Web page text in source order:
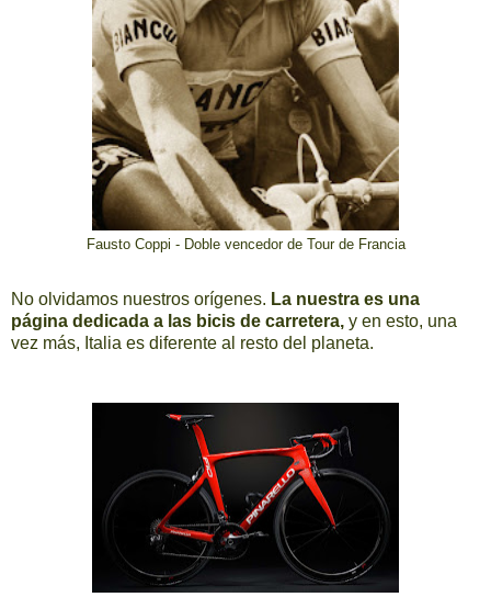
Fausto Coppi - Doble vencedor de Tour de Francia
No olvidamos nuestros orígenes. La nuestra es una
página dedicada a las bicis de carretera, y en esto, una
vez más, Italia es diferente al resto del planeta.